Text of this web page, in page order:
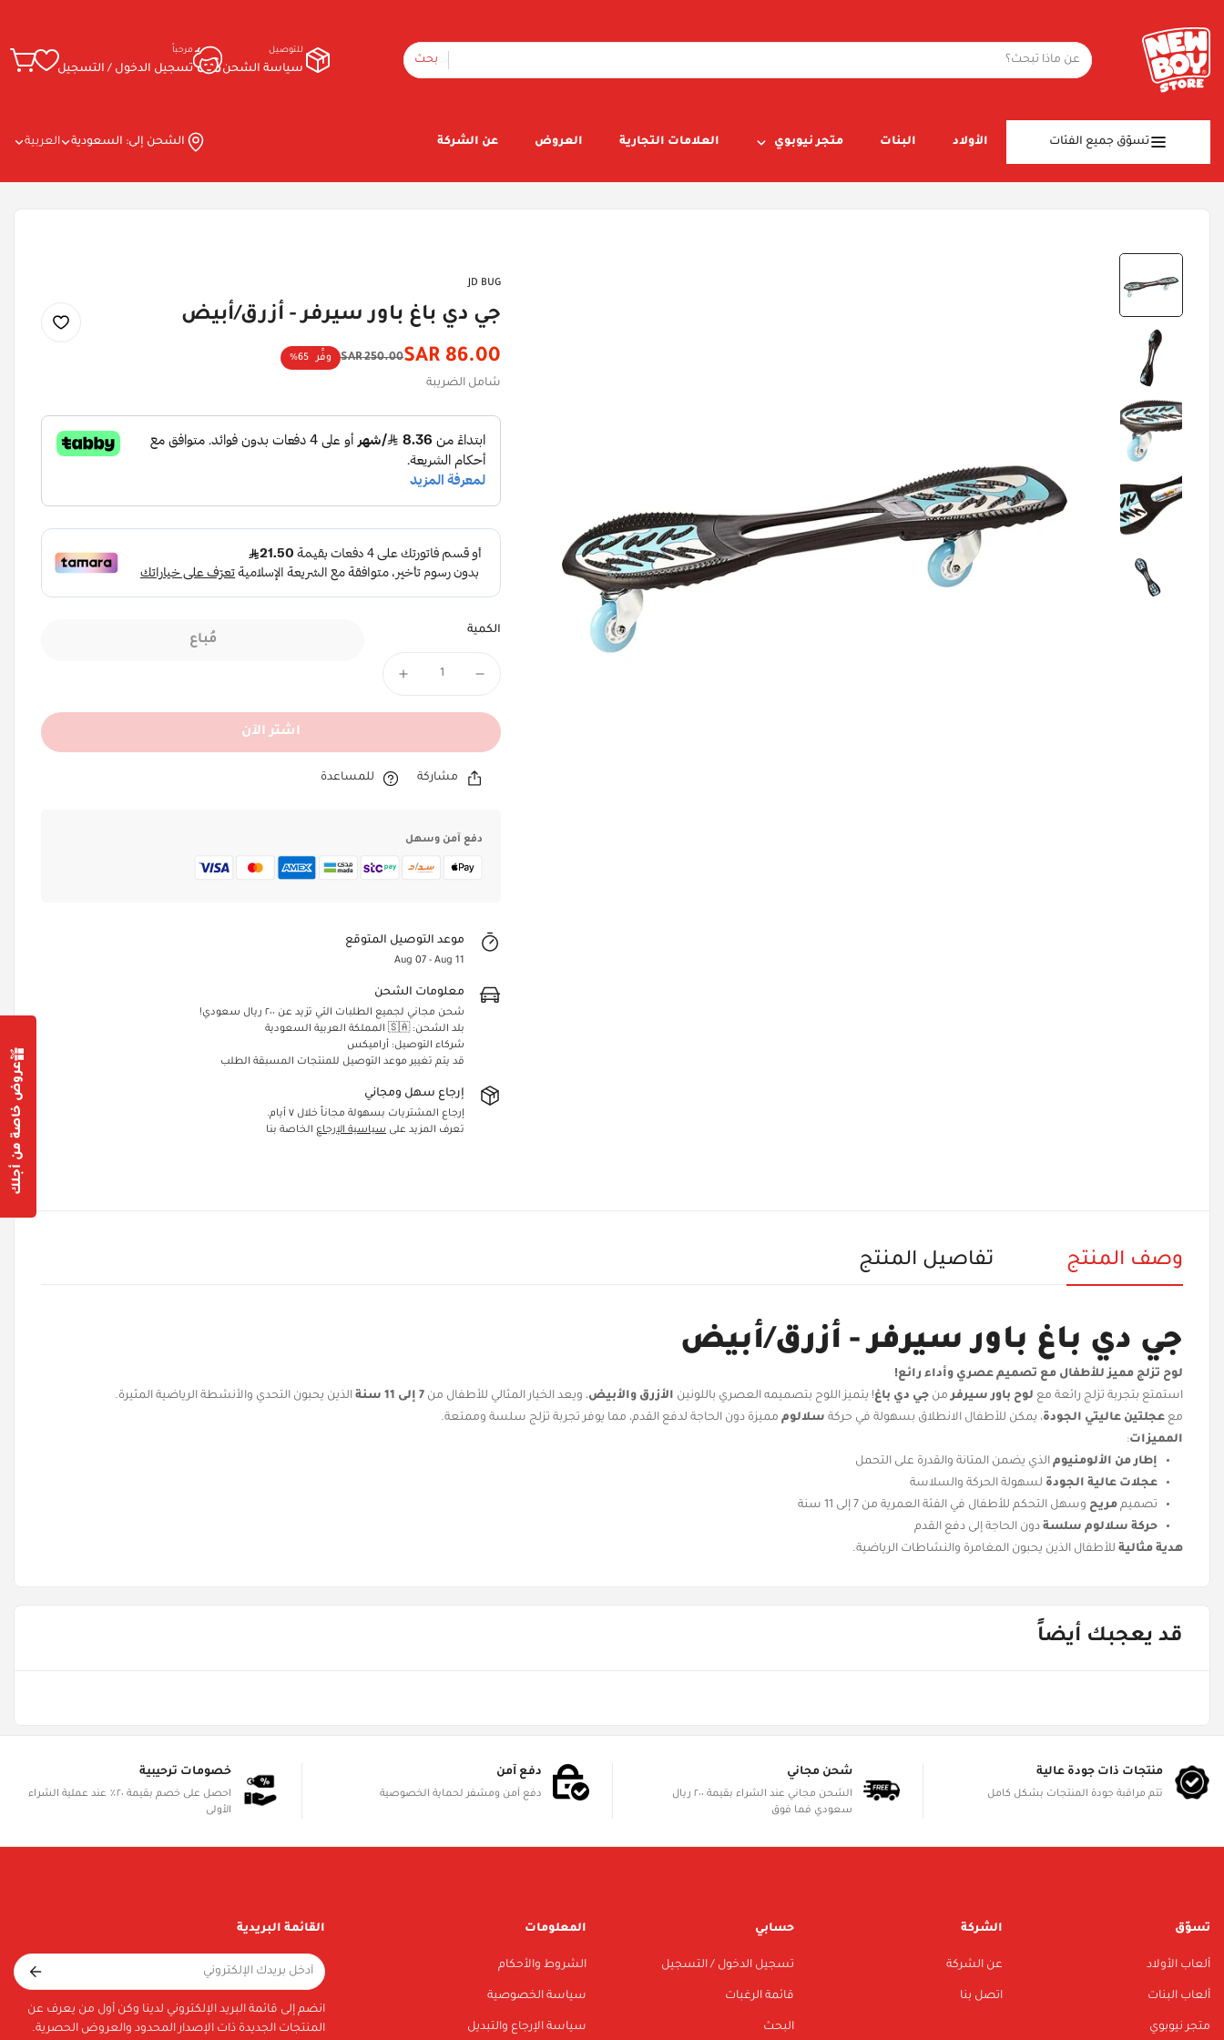
بحث
للتوصيل
سياسة الشحن
مرحباً
تسجيل الدخول / التسجيل
تسوّق جميع الفئات الأولاد البنات متجر نيوبوي العلامات التجارية العروض عن الشركة الشحن إلى: السعودية العربية
JD BUG
جي دي باغ باور سيرفر - أزرق/أبيض
سعر
الخصم
86.00 SAR
السعر
الأصلي
250.00 SAR وفِّر 65%
شامل الضريبة
الكمية
مُباع
اشتر الآن
مشاركة للمساعدة
دفع آمن وسهل
موعد التوصيل المتوقع
Aug 07 - Aug 11
معلومات الشحن
شحن مجاني لجميع الطلبات التي تزيد عن ٢٠٠ ريال سعودي!
بلد الشحن: 🇸🇦 المملكة العربية السعودية
شركاء التوصيل: أراميكس
قد يتم تغيير موعد التوصيل للمنتجات المسبقة الطلب
إرجاع سهل ومجاني
إرجاع المشتريات بسهولة مجاناً خلال ٧ أيام.
تعرف المزيد على سياسية الإرجاع الخاصة بنا
وصف المنتج تفاصيل المنتج
جي دي باغ باور سيرفر - أزرق/أبيض
لوح تزلج مميز للأطفال مع تصميم عصري وأداء رائع!
استمتع بتجربة تزلج رائعة مع لوح باور سيرفرمن جي دي باغ! يتميز اللوح بتصميمه العصري باللونين الأزرق والأبيض، ويعد الخيار المثالي للأطفال من 7 إلى 11 سنة
الذين يحبون التحدي والأنشطة الرياضية المثيرة.
مع عجلتين عاليتي الجودة، يمكن للأطفال الانطلاق بسهولة في حركة سلالوم مميزة دون الحاجة لدفع القدم، مما يوفر تجربة تزلج سلسة وممتعة.
المميزات:
إطار من الألومنيوم الذي يضمن المتانة والقدرة على التحمل
عجلات عالية الجودة لسهولة الحركة والسلاسة
تصميم مريح وسهل التحكم للأطفال في الفئة العمرية من 7 إلى 11 سنة
حركة سلالوم سلسة دون الحاجة إلى دفع القدم
هدية مثالية للأطفال الذين يحبون المغامرة والنشاطات الرياضية.
قد يعجبك أيضاً
منتجات ذات جودة عالية
تتم مراقبة جودة المنتجات بشكل كامل
شحن مجاني
الشحن مجاني عند الشراء بقيمة ٢٠٠ ريال
سعودي فما فوق
دفع آمن
دفع آمن ومشفر لحماية الخصوصية
خصومات ترحيبية
احصل على خصم بقيمة ٢٠٪ عند عملية الشراء
الأولى
تسوّق
ألعاب الأولاد
ألعاب البنات
متجر نيوبوي
الشركة
عن الشركة
اتصل بنا
حسابي
تسجيل الدخول / التسجيل
قائمة الرغبات
البحث
المعلومات
الشروط والأحكام
سياسة الخصوصية
سياسة الإرجاع والتبديل
القائمة البريدية
انضم إلى قائمة البريد الإلكتروني لدينا وكن أول من يعرف عن
المنتجات الجديدة ذات الإصدار المحدود والعروض الحصرية.
عروض خاصة من أجلك